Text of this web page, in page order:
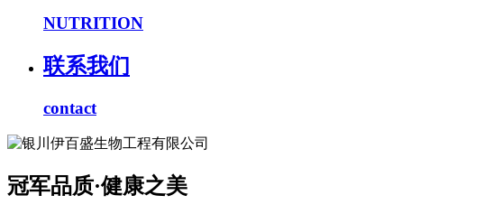
NUTRITION
联系我们
contact
冠军品质·健康之美